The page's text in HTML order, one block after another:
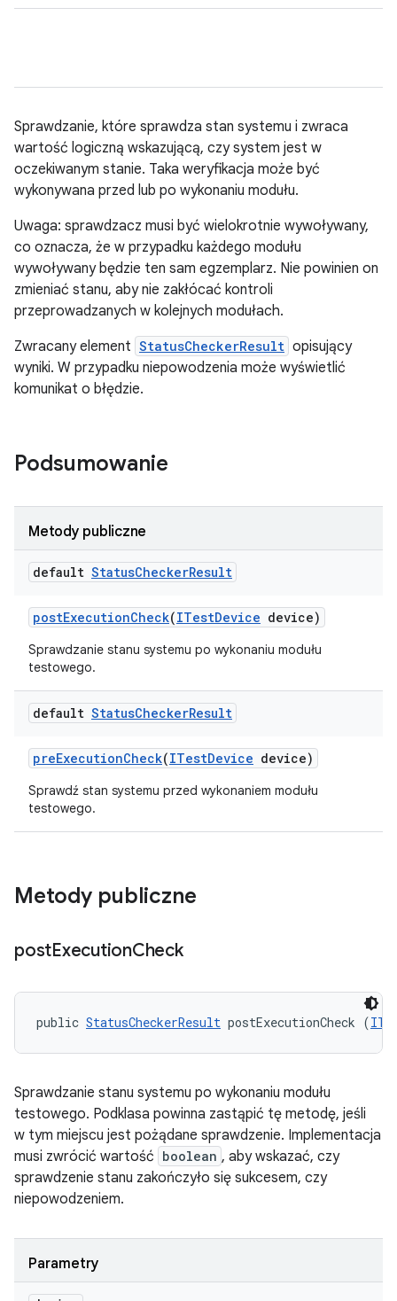
Sprawdzanie, które sprawdza stan systemu i zwraca
wartość logiczną wskazującą, czy system jest w
oczekiwanym stanie. Taka weryfikacja może być
wykonywana przed lub po wykonaniu modułu.
Uwaga: sprawdzacz musi być wielokrotnie wywoływany,
co oznacza, że w przypadku każdego modułu
wywoływany będzie ten sam egzemplarz. Nie powinien on
zmieniać stanu, aby nie zakłócać kontroli
przeprowadzanych w kolejnych modułach.
Zwracany element StatusCheckerResult opisujący
wyniki. W przypadku niepowodzenia może wyświetlić
komunikat o błędzie.
Podsumowanie
Metody publiczne
default StatusCheckerResult
postExecutionCheck(ITestDevice device)
Sprawdzanie stanu systemu po wykonaniu modułu
testowego.
default StatusCheckerResult
preExecutionCheck(ITestDevice device)
Sprawdź stan systemu przed wykonaniem modułu
testowego.
Metody publiczne
postExecutionCheck
public StatusCheckerResult postExecutionCheck (
Sprawdzanie stanu systemu po wykonaniu modułu
testowego. Podklasa powinna zastąpić tę metodę, jeśli
w tym miejscu jest pożądane sprawdzenie. Implementacja
musi zwrócić wartość boolean , aby wskazać, czy
sprawdzenie stanu zakończyło się sukcesem, czy
niepowodzeniem.
Parametry